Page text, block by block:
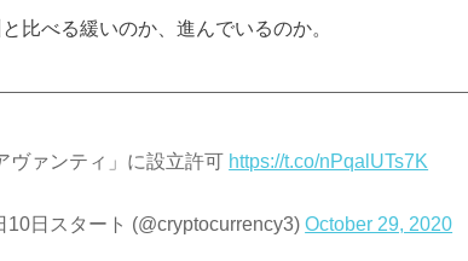
比べる緩いのか、進んでいるのか。
ヴァンティ」に設立許可 https://t.co/nPqalUTs7K
日スタート (@cryptocurrency3)October 29, 2020